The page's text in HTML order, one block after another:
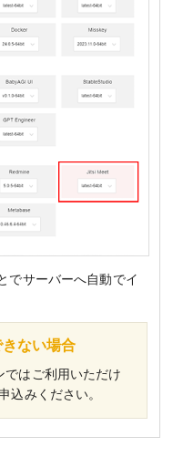
でサーバーへ自動でイ
ない場合
はご利用いただけ
込みください。